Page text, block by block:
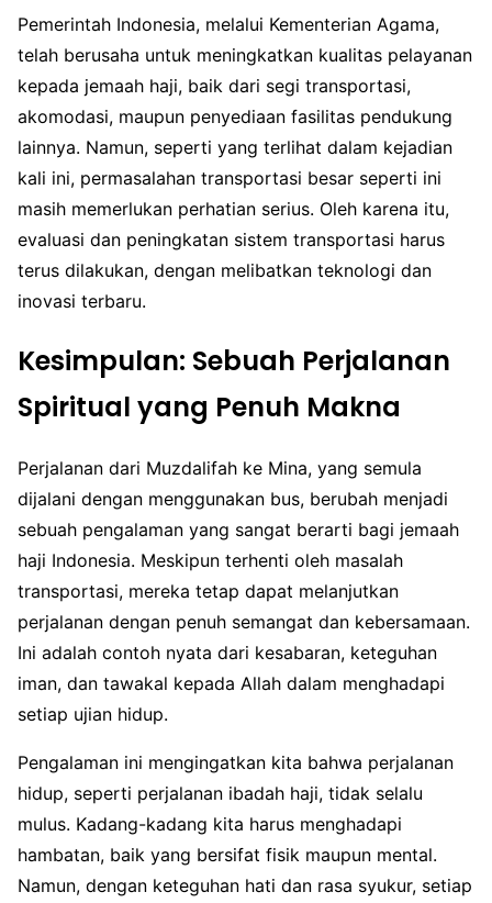
Pemerintah Indonesia, melalui Kementerian Agama,
telah berusaha untuk meningkatkan kualitas pelayanan
kepada jemaah haji, baik dari segi transportasi,
akomodasi, maupun penyediaan fasilitas pendukung
lainnya. Namun, seperti yang terlihat dalam kejadian
kali ini, permasalahan transportasi besar seperti ini
masih memerlukan perhatian serius. Oleh karena itu,
evaluasi dan peningkatan sistem transportasi harus
terus dilakukan, dengan melibatkan teknologi dan
inovasi terbaru.
Kesimpulan: Sebuah Perjalanan
Spiritual yang Penuh Makna
Perjalanan dari Muzdalifah ke Mina, yang semula
dijalani dengan menggunakan bus, berubah menjadi
sebuah pengalaman yang sangat berarti bagi jemaah
haji Indonesia. Meskipun terhenti oleh masalah
transportasi, mereka tetap dapat melanjutkan
perjalanan dengan penuh semangat dan kebersamaan.
Ini adalah contoh nyata dari kesabaran, keteguhan
iman, dan tawakal kepada Allah dalam menghadapi
setiap ujian hidup.
Pengalaman ini mengingatkan kita bahwa perjalanan
hidup, seperti perjalanan ibadah haji, tidak selalu
mulus. Kadang-kadang kita harus menghadapi
hambatan, baik yang bersifat fisik maupun mental.
Namun, dengan keteguhan hati dan rasa syukur, setiap